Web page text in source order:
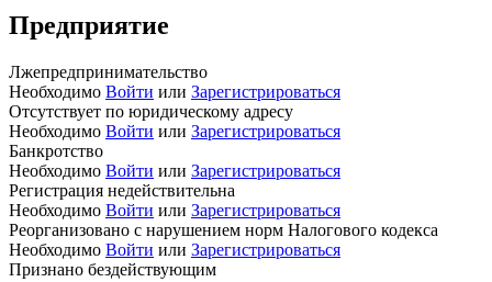
Предприятие
Лжепредпринимательство
Необходимо Войти или Зарегистрироваться
Отсутствует по юридическому адресу
Необходимо Войти или Зарегистрироваться
Банкротство
Необходимо Войти или Зарегистрироваться
Регистрация недействительна
Необходимо Войти или Зарегистрироваться
Реорганизовано с нарушением норм Налогового кодекса
Необходимо Войти или Зарегистрироваться
Признано бездействующим